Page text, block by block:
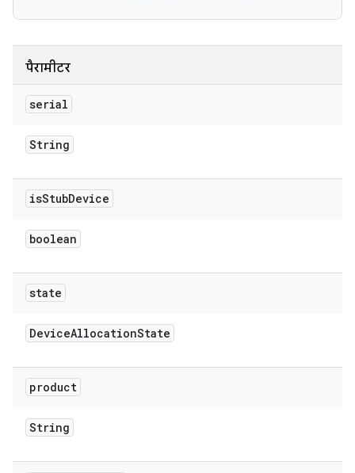
पैरामीटर
serial
String
isStubDevice
boolean
state
DeviceAllocationState
product
String